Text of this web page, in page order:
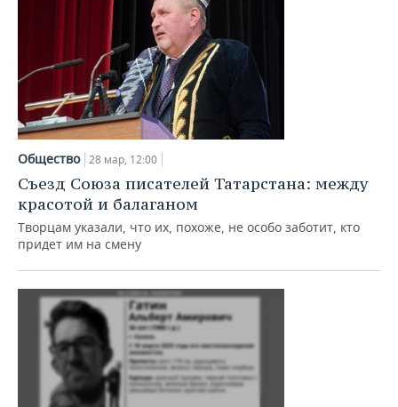
Общество 28 мар, 12:00
Съезд Союза писателей Татарстана: между
красотой и балаганом
Творцам указали, что их, похоже, не особо заботит, кто
придет им на смену